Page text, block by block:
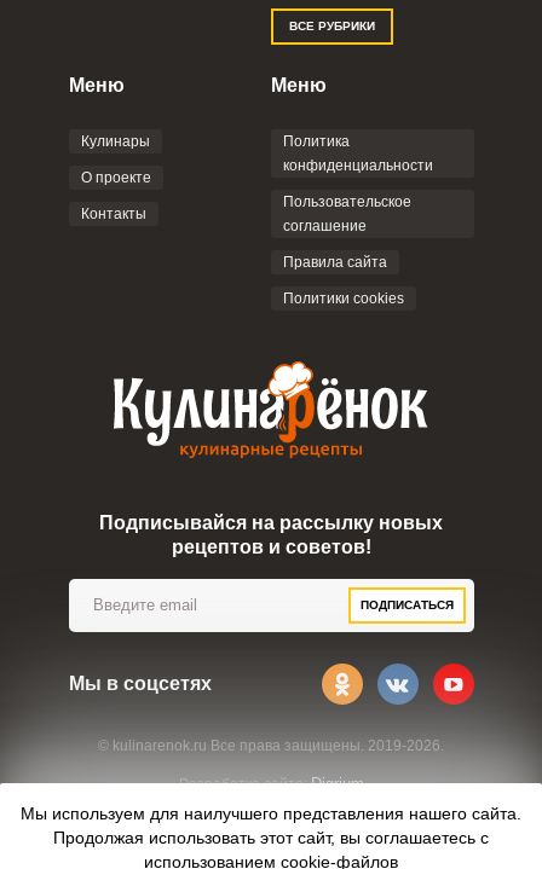
Отправляя эту форму, вы соглашаетесь с
Политикой
Пользовательским
соглашением
© kulinarenok.ru Все права защищены. 2019-2026.
Разработка сайта:Digrium
ВСЕ РУБРИКИ
Меню
Кулинары
О проекте
Контакты
Меню
Политика
конфиденциальности
Пользовательское
соглашение
Правила сайта
Политики cookies
Подписывайся на рассылку новых
рецептов и советов!
ПОДПИСАТЬСЯ
Мы в соцсетях
Мы используем для наилучшего представления нашего сайта.
Продолжая использовать этот сайт, вы соглашаетесь с
использованием cookie-файлов